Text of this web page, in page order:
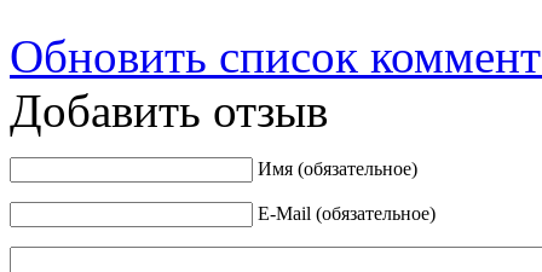
Обновить список
Добавить отзыв
Имя (обязательное)
E-Mail (обязательное)